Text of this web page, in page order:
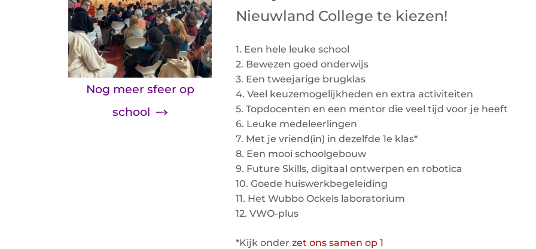
Nog meer sfeer op
school
Nieuwland College te kiezen!
1. Een hele leuke school
2. Bewezen goed onderwijs
3. Een tweejarige brugklas
4. Veel keuzemogelijkheden en extra activiteiten
5. Topdocenten en een mentor die veel tijd voor je heeft
6. Leuke medeleerlingen
7. Met je vriend(in) in dezelfde 1e klas*
8. Een mooi schoolgebouw
9. Future Skills, digitaal ontwerpen en robotica
10. Goede huiswerkbegeleiding
11. Het Wubbo Ockels laboratorium
12. VWO-plus
*Kijk onder zet ons samen op 1